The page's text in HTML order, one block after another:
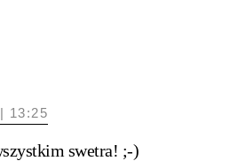
13:25
swetra! ;-)